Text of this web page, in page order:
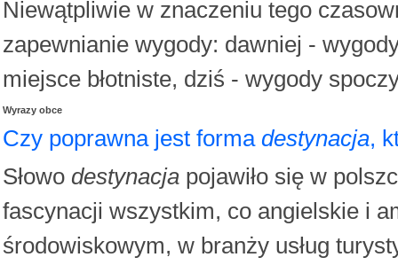
Niewątpliwie w znaczeniu tego
zapewnianie wygody: dawniej -
miejsce błotniste, dziś - wygody
Wyrazy obce
Czy poprawna jest forma destynacja,
Słowo destynacja pojawiło się w
fascynacji wszystkim, co angielskie i
środowiskowym, w branży usług